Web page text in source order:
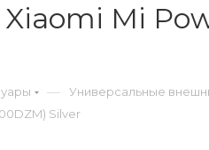
Mi
— Универсальные
Silver